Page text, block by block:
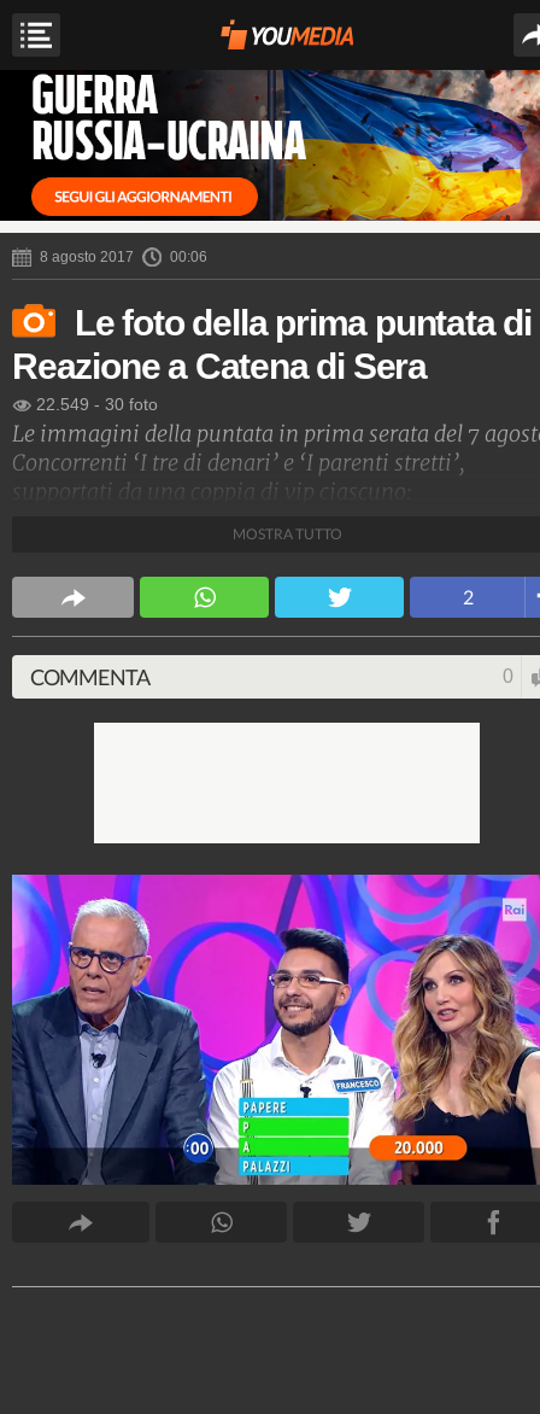
8 agosto 2017 00:06
Le foto della prima puntata di
Reazione a Catena di Sera
22.549 - 30 foto
Le immagini della puntata in prima serata del 7
Concorrenti ‘I tre di denari’ e ‘I parenti stretti’,
supportati da una coppia di vip ciascuno:
Spettacolo Fanpage
MOSTRA TUTTO
2
COMMENTA 0